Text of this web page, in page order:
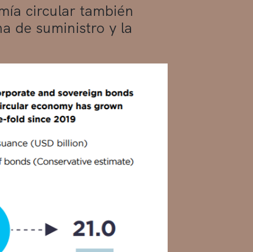
circular también
de suministro y la